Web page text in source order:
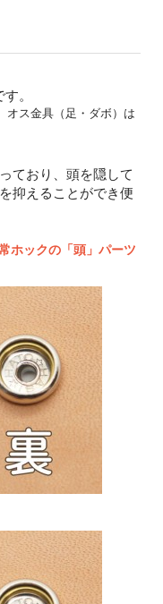
。
ス金具（足・ダボ）は
ており、頭を隠して
抑えることができ便
ホックの「頭」パーツ